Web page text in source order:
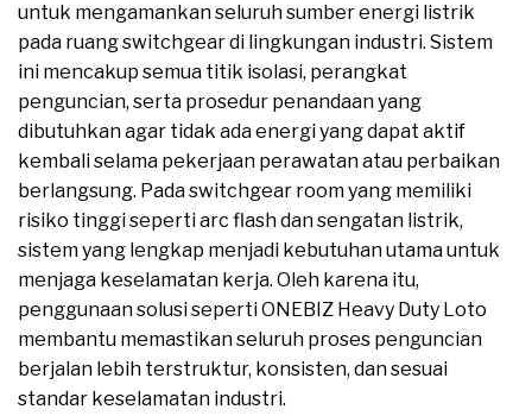
untuk mengamankan seluruh sumber energi listrik
pada ruang switchgear di lingkungan industri. Sistem
ini mencakup semua titik isolasi, perangkat
penguncian, serta prosedur penandaan yang
dibutuhkan agar tidak ada energi yang dapat aktif
kembali selama pekerjaan perawatan atau perbaikan
berlangsung. Pada switchgear room yang memiliki
risiko tinggi seperti arc flash dan sengatan listrik,
sistem yang lengkap menjadi kebutuhan utama untuk
menjaga keselamatan kerja. Oleh karena itu,
penggunaan solusi seperti ONEBIZ Heavy Duty Loto
membantu memastikan seluruh proses penguncian
berjalan lebih terstruktur, konsisten, dan sesuai
standar keselamatan industri.